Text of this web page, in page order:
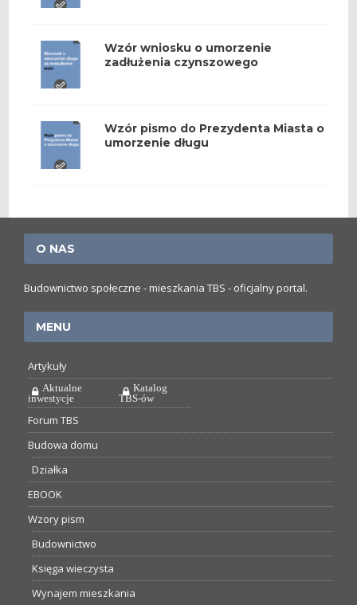
Wzór wniosku o umorzenie
zadłużenia czynszowego
Wzór pismo do Prezydenta Miasta o
umorzenie długu
O NAS
Budownictwo społeczne - mieszkania TBS - oficjalny portal.
MENU
Artykuły
Aktualne
inwestycje
Katalog
TBS-ów
Forum TBS
Budowa domu
Działka
EBOOK
Wzory pism
Budownictwo
Księga wieczysta
Wynajem mieszkania